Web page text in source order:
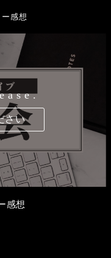
感想
さい
感想